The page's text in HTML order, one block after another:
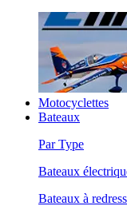
Motocyclettes
Bateaux
Par Type
Bateaux
Bateaux à